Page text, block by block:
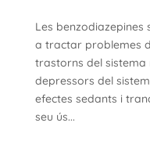
Les
a tractar problemes
trastorns del sistema
depressors del
efectes sedants i
seu ús...